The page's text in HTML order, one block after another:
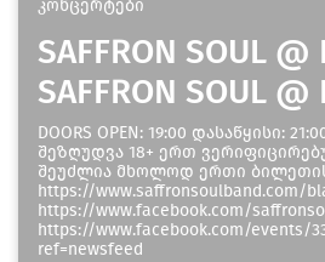
კონცერტები
SAFFRON SOUL @
SAFFRON SOUL @
DOORS OPEN: 19:00 დასაწყისი:
შეზღუდვა 18+ ერთ
შეუძლია მხოლოდ ერთი ბილეთის
https://www.saffronsoulband.com/
https://www.facebook.com/
https://www.facebook.com/events/
ref=newsfeed